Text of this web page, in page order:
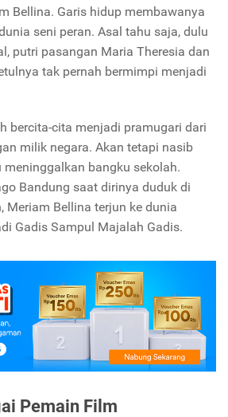
Bellina. Garis hidup membawanya
seni peran. Asal tahu saja, dulu
putri pasangan Maria Theresia dan
tak pernah bermimpi menjadi
bercita-cita menjadi pramugari dari
milik negara. Akan tetapi nasib
meninggalkan bangku sekolah.
Bandung saat dirinya duduk di
Meriam Bellina terjun ke dunia
Gadis Sampul Majalah Gadis.
Pemain Film